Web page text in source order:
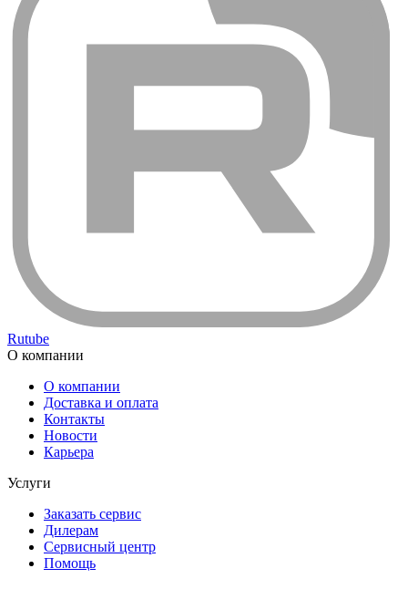
Rutube
О компании
О компании
Доставка и оплата
Контакты
Новости
Карьера
Услуги
Заказать сервис
Дилерам
Сервисный центр
Помощь